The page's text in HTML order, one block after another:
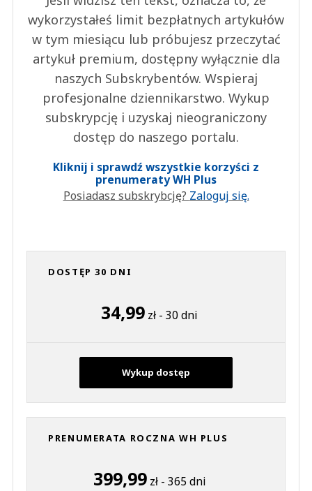
wykorzystałeś limit bezpłatnych artykułów
w tym miesiącu lub próbujesz przeczytać
artykuł premium, dostępny wyłącznie dla
naszych Subskrybentów. Wspieraj
profesjonalne dziennikarstwo. Wykup
subskrypcję i uzyskaj nieograniczony
dostęp do naszego portalu.
Kliknij i sprawdź wszystkie korzyści z
prenumeraty WH Plus
Posiadasz subskrybcję? Zaloguj się.
DOSTĘP 30 DNI
34,99 zł - 30 dni
Wykup dostęp
PRENUMERATA ROCZNA WH PLUS
399,99zł - 365 dni